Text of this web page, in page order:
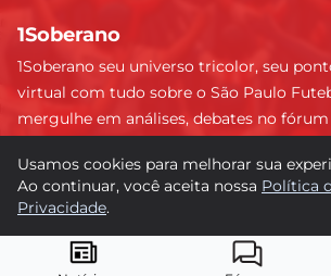
1Soberano
1Soberano seu universo tricolor, seu
virtual com tudo sobre o São Paulo
mergulhe em análises, debates no fórum
detalhe e faça parte dessa comunidade
tricolor paulista. #SPFC #SãoPaulo
© 2026 1Soberano. Todos os direitos
Usamos cookies para melhorar sua
Ao continuar, você aceita nossa Política
Privacidade.